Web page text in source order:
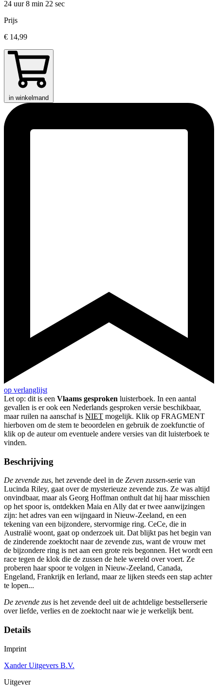
24 uur 8 min 22 sec
Prijs
€ 14,99
in winkelmand
op verlanglijst
Let op: dit is een Vlaams gesproken luisterboek. In een aantal
gevallen is er ook een Nederlands gesproken versie beschikbaar,
maar ruilen na aanschaf is NIET mogelijk. Klik op FRAGMENT
hierboven om de stem te beoordelen en gebruik de zoekfunctie of
klik op de auteur om eventuele andere versies van dit luisterboek te
vinden.
Beschrijving
De zevende zus, het zevende deel in de Zeven zussen-serie van
Lucinda Riley, gaat over de mysterieuze zevende zus. Ze was altijd
onvindbaar, maar als Georg Hoffman onthult dat hij haar misschien
op het spoor is, ontdekken Maia en Ally dat er twee aanwijzingen
zijn: het adres van een wijngaard in Nieuw-Zeeland, en een
tekening van een bijzondere, stervormige ring. CeCe, die in
Australië woont, gaat op onderzoek uit. Dat blijkt pas het begin van
de zinderende zoektocht naar de zevende zus, want de vrouw met
de bijzondere ring is net aan een grote reis begonnen. Het wordt een
race tegen de klok die de zussen de hele wereld over voert. Ze
proberen haar spoor te volgen in Nieuw-Zeeland, Canada,
Engeland, Frankrijk en Ierland, maar ze lijken steeds een stap achter
te lopen...
De zevende zus is het zevende deel uit de achtdelige bestsellerserie
over liefde, verlies en de zoektocht naar wie je werkelijk bent.
Details
Imprint
Xander Uitgevers B.V.
Uitgever